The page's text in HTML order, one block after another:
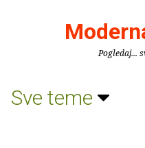
Pogledaj...
Sve teme